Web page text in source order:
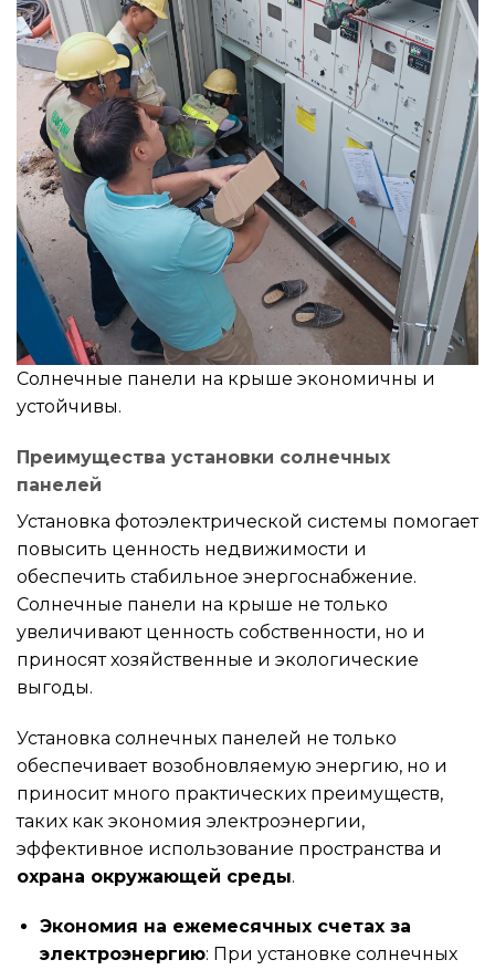
Солнечные панели на крыше экономичны и
устойчивы.
Преимущества установки солнечных
панелей
Установка фотоэлектрической системы помогает
повысить ценность недвижимости и
обеспечить стабильное энергоснабжение.
Солнечные панели на крыше не только
увеличивают ценность собственности, но и
приносят хозяйственные и экологические
выгоды.
Установка солнечных панелей не только
обеспечивает возобновляемую энергию, но и
приносит много практических преимуществ,
таких как экономия электроэнергии,
эффективное использование пространства и
охрана окружающей среды.
Экономия на ежемесячных счетах за
электроэнергию: При установке солнечных